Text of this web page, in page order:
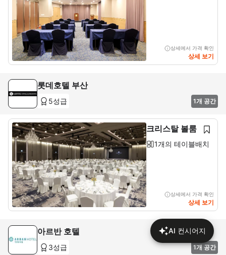
상세에서 가격 확인
상세 보기
롯데호텔 부산
5성급 1개 공간
크리스탈 볼룸
1개의 테이블배치
상세에서 가격 확인
상세 보기
아르반 호텔
3성급 1개 공간
AI 컨시어지